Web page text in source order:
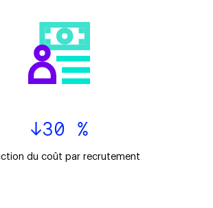
↓30 %
du coût par recrutement